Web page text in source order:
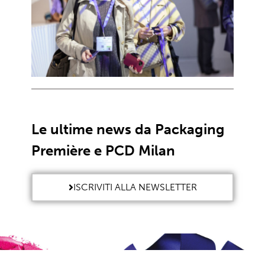
Le ultime news da Packaging
Première e PCD Milan
ISCRIVITI ALLA NEWSLETTER